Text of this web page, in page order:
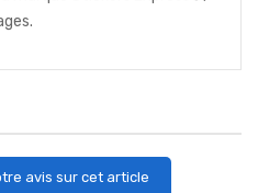
avis sur cet article